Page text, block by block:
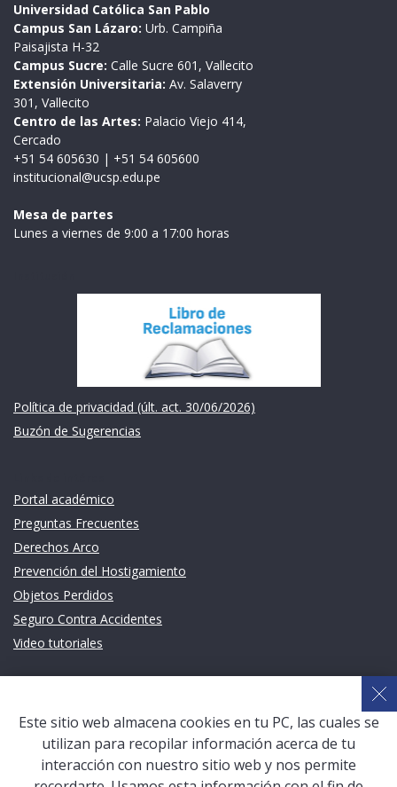
Universidad Católica San Pablo
Campus San Lázaro: Urb. Campiña
Paisajista H-32
Campus Sucre: Calle Sucre 601, Vallecito
Extensión Universitaria: Av. Salaverry
301, Vallecito
Centro de las Artes: Palacio Viejo 414,
Cercado
+51 54 605630 | +51 54 605600
institucional@ucsp.edu.pe
Mesa de partes
Lunes a viernes de 9:00 a 17:00 horas
Política de privacidad (últ. act. 30/06/2026)
Buzón de Sugerencias
Portal académico
Preguntas Frecuentes
Derechos Arco
Prevención del Hostigamiento
Objetos Perdidos
Seguro Contra Accidentes
Video tutoriales
Sistema de Gestión Académica (SGA)
Defensoría Universitaria
Terceros vinculados
Este sitio web almacena cookies en tu PC, las cuales se
utilizan para recopilar información acerca de tu
interacción con nuestro sitio web y nos permite